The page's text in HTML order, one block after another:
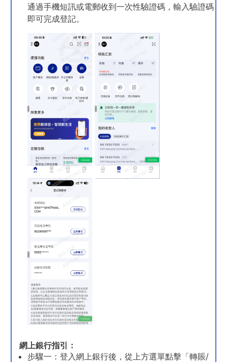
通過手機短訊或電郵收到一次性驗證碼，輸入驗證碼
即可完成登記。
網上銀行指引：
步驟一：登入網上銀行後，從上方選單點擊「轉賬/